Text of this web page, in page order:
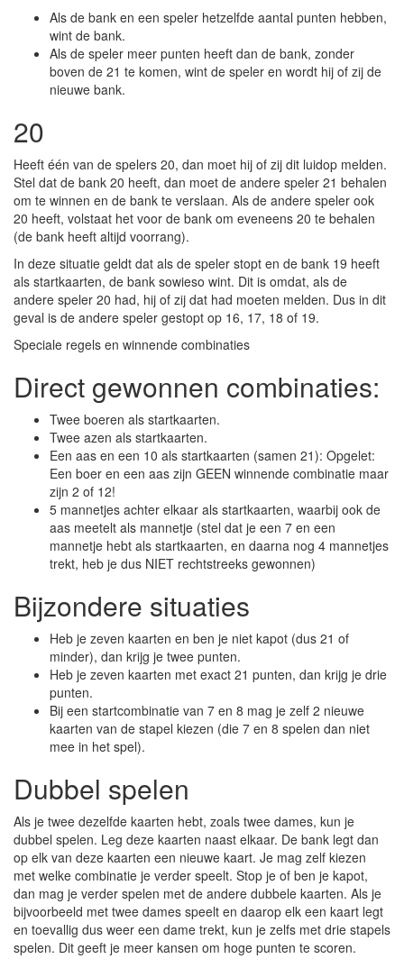
Als de bank en een speler hetzelfde aantal punten hebben,
wint de bank.
Als de speler meer punten heeft dan de bank, zonder
boven de 21 te komen, wint de speler en wordt hij of zij de
nieuwe bank.
20
Heeft één van de spelers 20, dan moet hij of zij dit luidop melden.
Stel dat de bank 20 heeft, dan moet de andere speler 21 behalen
om te winnen en de bank te verslaan. Als de andere speler ook
20 heeft, volstaat het voor de bank om eveneens 20 te behalen
(de bank heeft altijd voorrang).
In deze situatie geldt dat als de speler stopt en de bank 19 heeft
als startkaarten, de bank sowieso wint. Dit is omdat, als de
andere speler 20 had, hij of zij dat had moeten melden. Dus in dit
geval is de andere speler gestopt op 16, 17, 18 of 19.
Speciale regels en winnende combinaties
Direct gewonnen combinaties:
Twee boeren als startkaarten.
Twee azen als startkaarten.
Een aas en een 10 als startkaarten (samen 21): Opgelet:
Een boer en een aas zijn GEEN winnende combinatie maar
zijn 2 of 12!
5 mannetjes achter elkaar als startkaarten, waarbij ook de
aas meetelt als mannetje (stel dat je een 7 en een
mannetje hebt als startkaarten, en daarna nog 4 mannetjes
trekt, heb je dus NIET rechtstreeks gewonnen)
Bijzondere situaties
Heb je zeven kaarten en ben je niet kapot (dus 21 of
minder), dan krijg je twee punten.
Heb je zeven kaarten met exact 21 punten, dan krijg je drie
punten.
Bij een startcombinatie van 7 en 8 mag je zelf 2 nieuwe
kaarten van de stapel kiezen (die 7 en 8 spelen dan niet
mee in het spel).
Dubbel spelen
Als je twee dezelfde kaarten hebt, zoals twee dames, kun je
dubbel spelen. Leg deze kaarten naast elkaar. De bank legt dan
op elk van deze kaarten een nieuwe kaart. Je mag zelf kiezen
met welke combinatie je verder speelt. Stop je of ben je kapot,
dan mag je verder spelen met de andere dubbele kaarten. Als je
bijvoorbeeld met twee dames speelt en daarop elk een kaart legt
en toevallig dus weer een dame trekt, kun je zelfs met drie stapels
spelen. Dit geeft je meer kansen om hoge punten te scoren.